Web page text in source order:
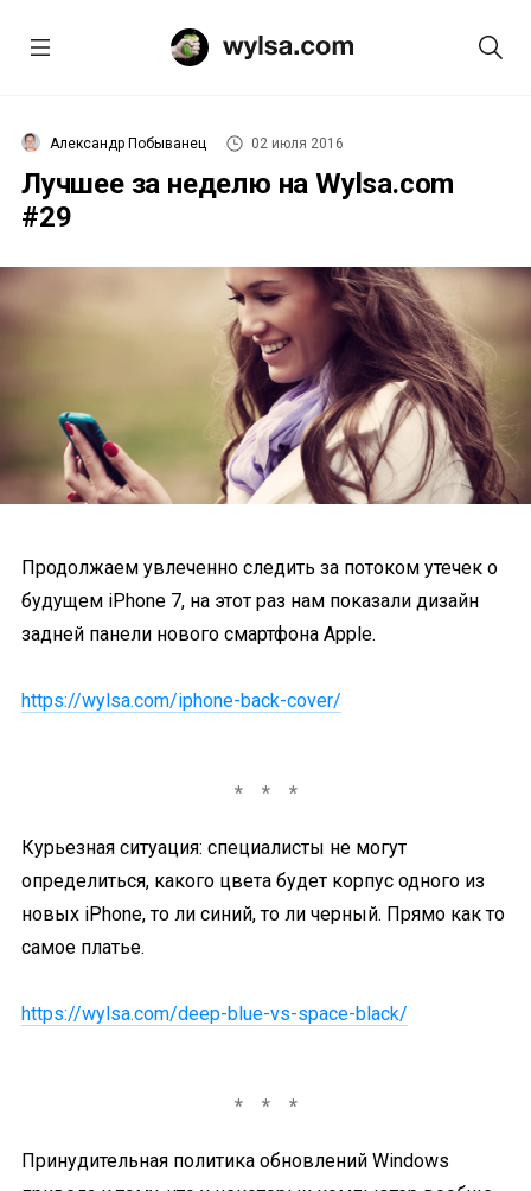
Александр Побыванец 02 июля 2016
Лучшее за неделю на Wylsa.com
#29
Продолжаем увлеченно следить за потоком утечек о
будущем iPhone 7, на этот раз нам показали дизайн
задней панели нового смартфона Apple.
https://wylsa.com/iphone-back-cover/
Курьезная ситуация: специалисты не могут
определиться, какого цвета будет корпус одного из
новых iPhone, то ли синий, то ли черный. Прямо как то
самое платье.
https://wylsa.com/deep-blue-vs-space-black/
Принудительная политика обновлений Windows